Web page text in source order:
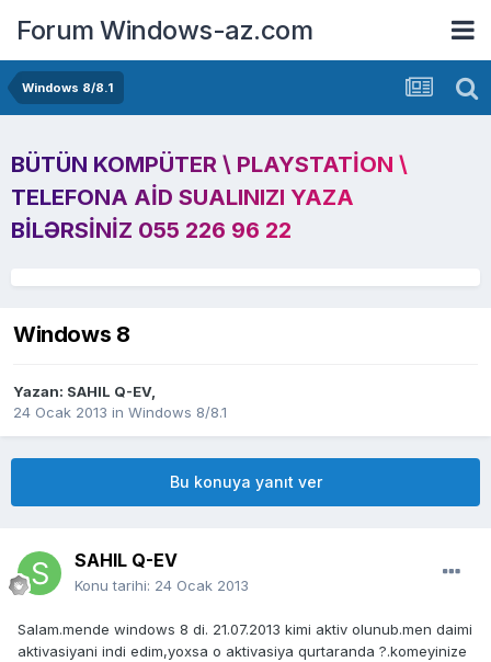
Forum Windows-az.com
Windows 8/8.1
BÜTÜN KOMPÜTER \ PLAYSTATION \
TELEFONA AID SUALINIZI YAZA
BILƏRSINIZ 055 226 96 22
Windows 8
Yazan: SAHIL Q-EV,
24 Ocak 2013 in Windows 8/8.1
Bu konuya yanıt ver
SAHIL Q-EV
Konu tarihi: 24 Ocak 2013
Salam.mende windows 8 di. 21.07.2013 kimi aktiv olunub.men daimi
aktivasiyani indi edim,yoxsa o aktivasiya qurtaranda ?.komeyinize